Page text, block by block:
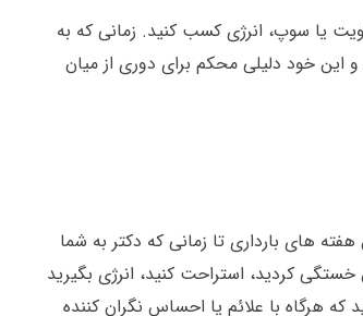
یا سوپ، انرژی کسب کنید. زمانی که به
این خود دلیلی محکم برای دوری از میان
های بارداری تا زمانی که دکتر به شما
کردید، استراحت کنید، انرژی بگیرید
هرگاه با علائم یا احساس نگران کننده